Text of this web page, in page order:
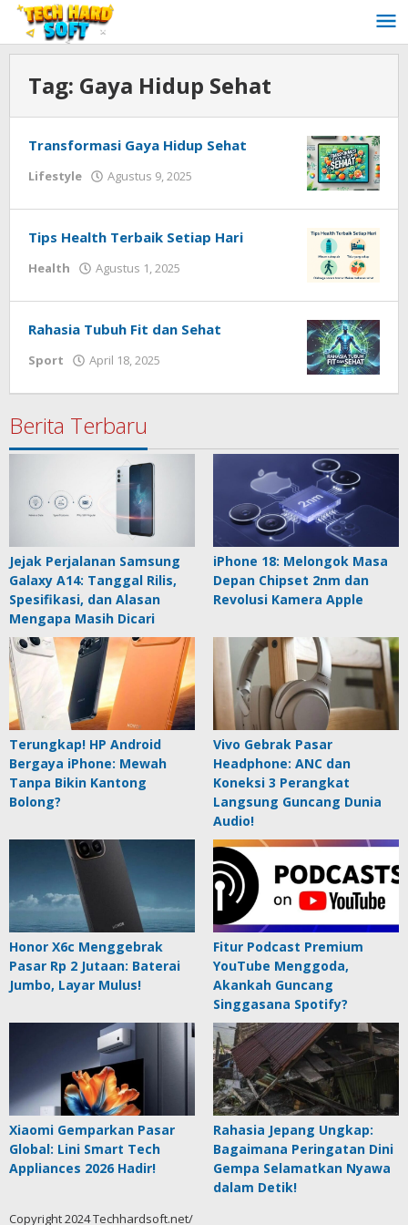
Lewati
konten
Tag: Gaya Hidup Sehat
Transformasi Gaya Hidup Sehat
Lifestyle Agustus 9, 2025
Techhardsoft
Tips Health Terbaik Setiap Hari
Health Agustus 1, 2025
Techhardsoft
Rahasia Tubuh Fit dan Sehat
Sport April 18, 2025
Techhardsoft
Berita Terbaru
Jejak Perjalanan Samsung
Galaxy A14: Tanggal Rilis,
Spesifikasi, dan Alasan
Mengapa Masih Dicari
iPhone 18: Melongok Masa
Depan Chipset 2nm dan
Revolusi Kamera Apple
Terungkap! HP Android
Bergaya iPhone: Mewah
Tanpa Bikin Kantong
Bolong?
Vivo Gebrak Pasar
Headphone: ANC dan
Koneksi 3 Perangkat
Langsung Guncang Dunia
Audio!
Honor X6c Menggebrak
Pasar Rp 2 Jutaan: Baterai
Jumbo, Layar Mulus!
Fitur Podcast Premium
YouTube Menggoda,
Akankah Guncang
Singgasana Spotify?
Xiaomi Gemparkan Pasar
Global: Lini Smart Tech
Appliances 2026 Hadir!
Rahasia Jepang Ungkap:
Bagaimana Peringatan Dini
Gempa Selamatkan Nyawa
dalam Detik!
Copyright 2024 Techhardsoft.net/